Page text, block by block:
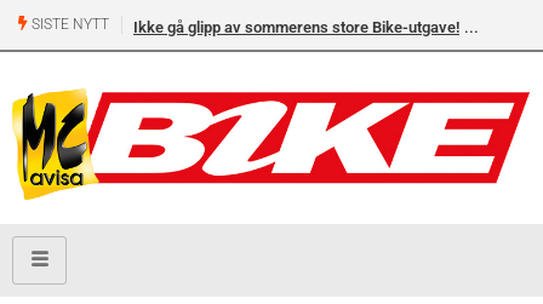
SISTE NYTT Ikke gå glipp av sommerens store Bike-utgave!